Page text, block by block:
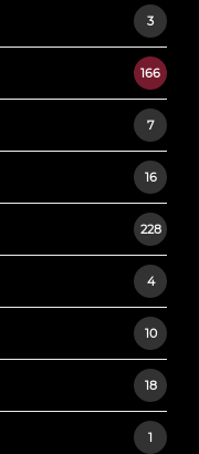
3
166
7
16
228
4
10
18
1